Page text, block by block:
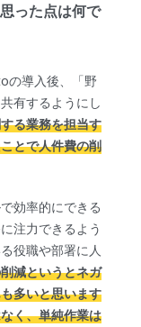
った点は何で
の導入後、「野
有するようにし
る業務を担当す
とで人件費の削
効率的にできる
注力できるよう
役職や部署に人
減というとネガ
多いと思います
く、単純作業は